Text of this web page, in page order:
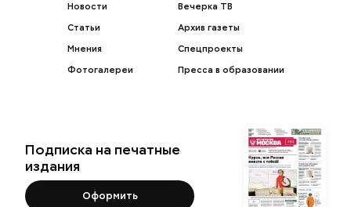
Новости
Статьи
Мнения
Фотогалереи
Вечерка ТВ
Архив газеты
Спецпроекты
Пресса в образовании
Подписка на печатные
издания
Оформить